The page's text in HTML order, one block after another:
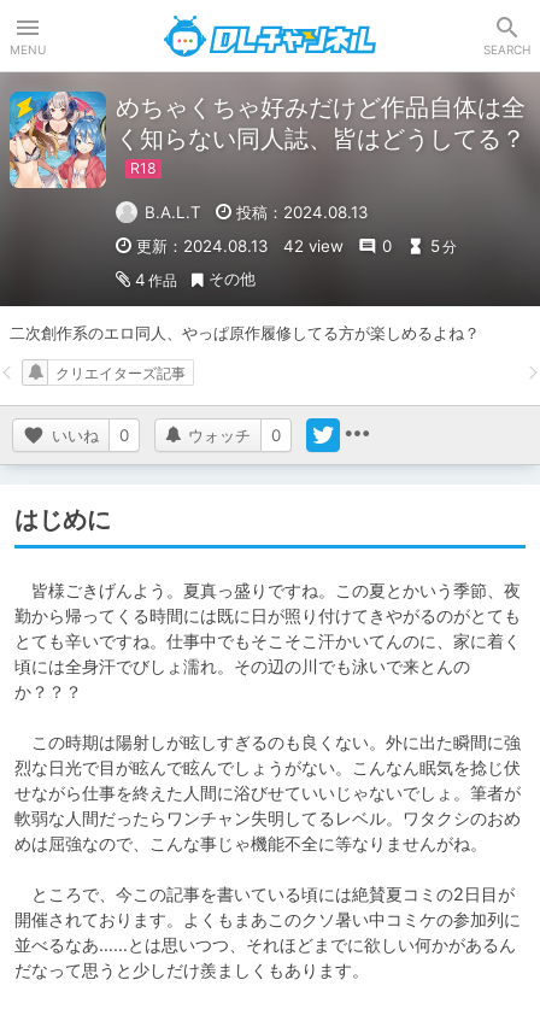
MENU SEARCH
めちゃくちゃ好みだけど作品自体は全
く知らない同人誌、皆はどうしてる？
B.A.L.T
投稿：2024.08.13
更新：2024.08.13
42 view 0 5分
4 作品 その他
二次創作系のエロ同人、やっぱ原作履修してる方が楽しめるよね？
いいね 0 ウォッチ 0
クリエイターズ記事
はじめに
皆様ごきげんよう。夏真っ盛りですね。この夏とかいう季節、夜
勤から帰ってくる時間には既に日が照り付けてきやがるのがとても
とても辛いですね。仕事中でもそこそこ汗かいてんのに、家に着く
頃には全身汗でびしょ濡れ。その辺の川でも泳いで来とんの
か？？？
この時期は陽射しが眩しすぎるのも良くない。外に出た瞬間に強
烈な日光で目が眩んで眩んでしょうがない。こんなん眠気を捻じ伏
せながら仕事を終えた人間に浴びせていいじゃないでしょ。筆者が
軟弱な人間だったらワンチャン失明してるレベル。ワタクシのおめ
めは屈強なので、こんな事じゃ機能不全に等なりませんがね。
ところで、今この記事を書いている頃には絶賛夏コミの2日目が
開催されております。よくもまあこのクソ暑い中コミケの参加列に
並べるなあ……とは思いつつ、それほどまでに欲しい何かがあるん
だなって思うと少しだけ羨ましくもあります。